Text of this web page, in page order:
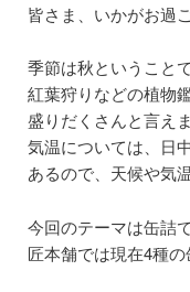
皆さま、いかがお過
季節は秋ということ
紅葉狩りなどの植物
盛りだくさんと言えま
気温については、日
あるので、天候や気
今回のテーマは缶詰で
匠本舗では現在4種の